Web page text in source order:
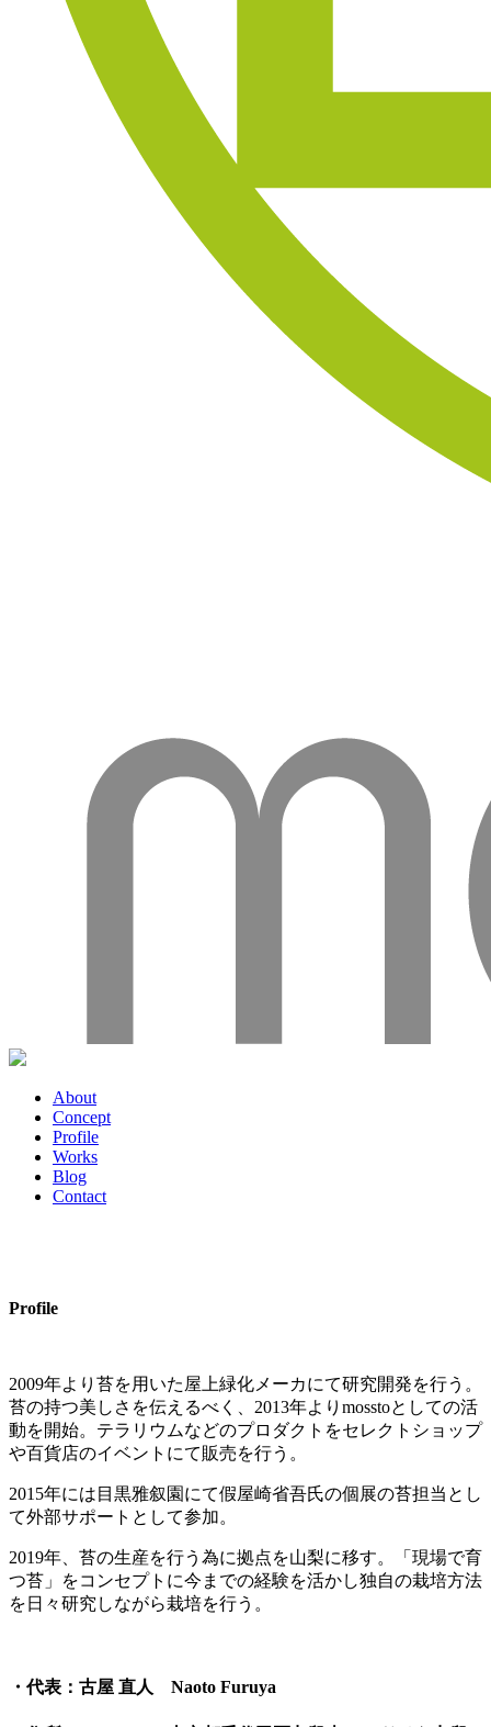
About
Concept
Profile
Works
Blog
Contact
Profile
2009年より苔を用いた屋上緑化メーカにて研究開発を行う。
苔の持つ美しさを伝えるべく、2013年よりmosstoとしての活
動を開始。テラリウムなどのプロダクトをセレクトショップ
や百貨店のイベントにて販売を行う。
2015年には目黒雅叙園にて假屋崎省吾氏の個展の苔担当とし
て外部サポートとして参加。
2019年、苔の生産を行う為に拠点を山梨に移す。「現場で育
つ苔」をコンセプトに今までの経験を活かし独自の栽培方法
を日々研究しながら栽培を行う。
・代表：古屋 直人 Naoto Furuya